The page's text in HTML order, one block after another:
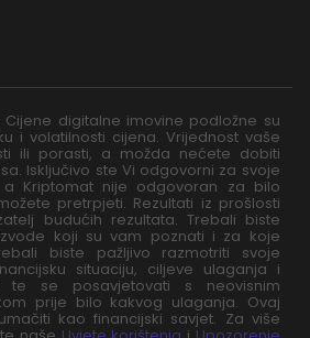
Cijene digitalne imovine podložne su
i volatilnosti cijena. Vrijednost vaše
ili porasti, a možda nećete dobiti
Isključivo ste Vi odgovorni za svoje
a Kriptomat nije odgovoran za bilo
pretrpjeti. Rezultati iz prošlosti
budućih rezultata. Trebali biste
koji su vam poznati i za koje
biste pažljivo razmotriti svoje
situaciju, ciljeve ulaganja i
te se posavjetovati s neovisnim
prije bilo kakvog ulaganja. Ovaj
kao financijski savjet. Za više